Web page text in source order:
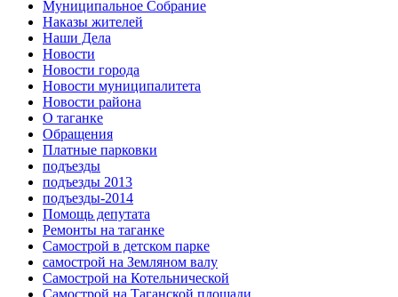
Муниципальное Собрание
Наказы жителей
Наши Дела
Новости
Новости города
Новости муниципалитета
Новости района
О таганке
Обращения
Платные парковки
подъезды
подъезды 2013
подъезды-2014
Помощь депутата
Ремонты на таганке
Самострой в детском парке
самострой на Земляном валу
Самострой на Котельнической
Самострой на Таганской площади